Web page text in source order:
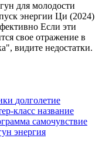
для молодости
энергии Ци (2024)
Если эти
свое отражение в
видите недостатки.
долголетие
класс название
самочувствие
энергия